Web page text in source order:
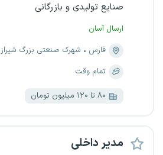
صنایع تولیدی و بازرگانی
ارسال آسان
فارس
شهرک صنعتی بزرگ شیراز
تمام وقت
۸۰ تا ۱۲۰ میلیون تومان
مدیر داخلی